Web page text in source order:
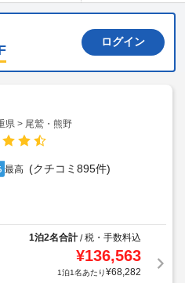
ログイン
県 > 尾鷲・熊野
最高 (クチコミ895件)
1泊2名合計/税・手数料込
¥136,563
1泊1名あたり¥68,282